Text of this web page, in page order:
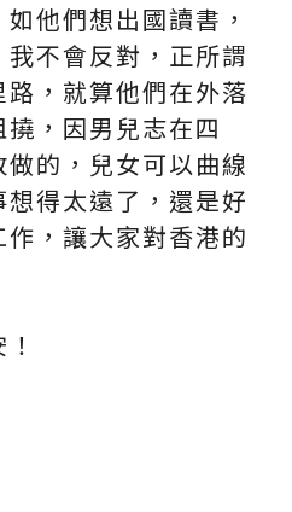
他們想出國讀書，
不會反對，正所謂
，就算他們在外落
，因男兒志在四
的，兒女可以曲線
得太遠了，還是好
，讓大家對香港的